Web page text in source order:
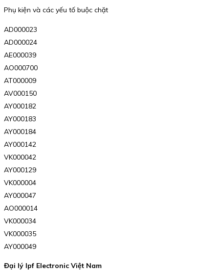
Phụ kiện và các yếu tố buộc chặt
AD000023
AD000024
AE000039
AO000700
AT000009
AV000150
AY000182
AY000183
AY000184
AY000142
VK000042
AY000129
VK000004
AY000047
AO000014
VK000034
VK000035
AY000049
Đại lý Ipf Electronic Việt Nam